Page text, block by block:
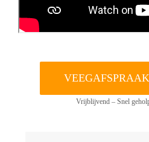
Vrijblijvend – Snel